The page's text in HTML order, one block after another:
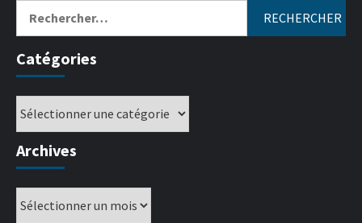
Catégories
Archives